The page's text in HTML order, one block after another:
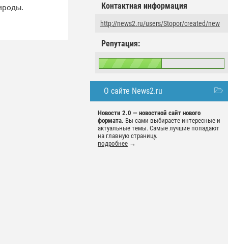
Контактная информация
http://news2.ru/users/Stopor/created/new
Репутация:
О сайте News2.ru
Новости 2.0 — новостной сайт нового
формата. Вы сами выбираете интересные и
актуальные темы. Самые лучшие попадают
на главную страницу.
подробнее →